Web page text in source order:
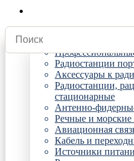
Радиостанции
Радиостанции
Аксессуары к
Радиостанции,
стационарные
Антенно-
Речные и морские
Авиационная
Кабель и
Источники